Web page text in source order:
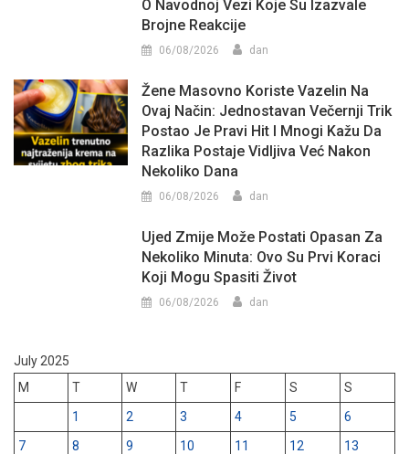
O Navodnoj Vezi Koje Su Izazvale
Brojne Reakcije
06/08/2026 dan
Žene Masovno Koriste Vazelin Na
Ovaj Način: Jednostavan Večernji Trik
Postao Je Pravi Hit I Mnogi Kažu Da
Razlika Postaje Vidljiva Već Nakon
Nekoliko Dana
06/08/2026 dan
Ujed Zmije Može Postati Opasan Za
Nekoliko Minuta: Ovo Su Prvi Koraci
Koji Mogu Spasiti Život
06/08/2026 dan
July 2025
M
T W T F S
S
1
2 3 4 5
6
7
8 9 10 11 12
13